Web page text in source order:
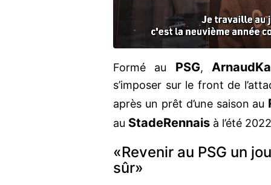
Formé au PSG,Arnaud
s’imposer sur le front de
après un prêt d’une saison au
au StadeRennais à l’été
«Revenir au PSG un
sûr»